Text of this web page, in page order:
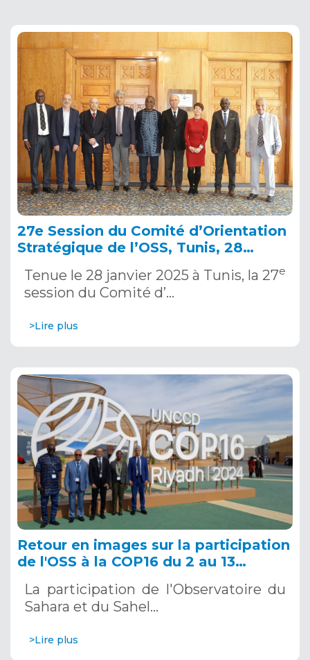
27e Session du Comité d’Orientation
Stratégique de l’OSS, Tunis, 28
Tenue le 28 janvier 2025 à Tunis, la 27e
session du Comité d’…
>Lire plus
Retour en images sur la participation
de l'OSS à la COP16 du 2 au 13
Saoudite
La participation de l'Observatoire du
Sahara et du Sahel…
>Lire plus